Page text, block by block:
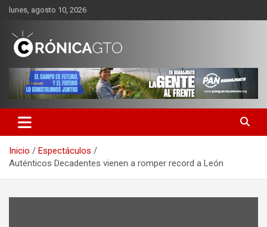
Saltar
contenido
lunes, agosto 10, 2026
CRONICA GUANAJUATO
Inicio
Espectáculos
Auténticos Decadentes vienen a romper record a León